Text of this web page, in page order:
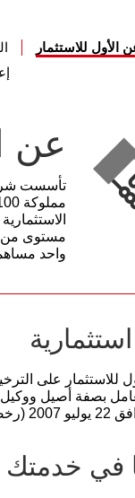
الأول للاستثمار
عن
مستوى من
واحد مساهمة مغلقة برأس
للاستثمار على
في خدمتك